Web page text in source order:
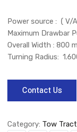
Power source : ( V/
Maximum Drawbar
Overall Width : 800
Turning Radius:
Contact Us
Category: Tow